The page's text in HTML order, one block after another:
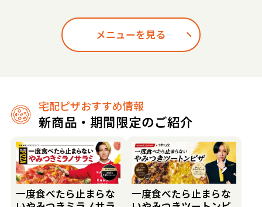
メニューを見る
宅配ピザおすすめ情報
新商品・期間限定のご紹介
一度食べたら止まらな
一度食べたら止まらな